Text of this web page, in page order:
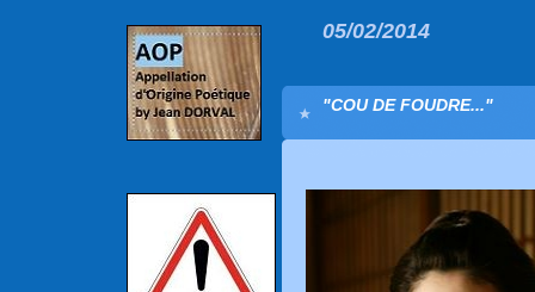
05/02/2014
"COU DE FOUDRE..."